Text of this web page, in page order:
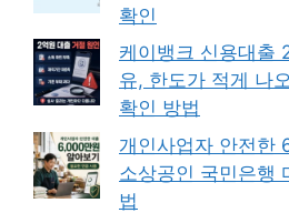
확인
케이뱅크 신용대출
유, 한도가 적게 나
확인 방법
개인사업자 안전한
소상공인 국민은행
법